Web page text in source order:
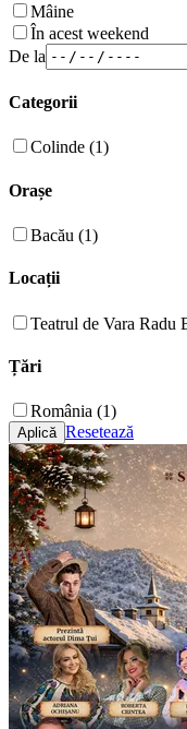
Mâine
În acest weekend
De la
Categorii
Colinde (1)
Orașe
Bacău (1)
Locații
Teatrul de Vara Radu
Țări
România (1)
Resetează